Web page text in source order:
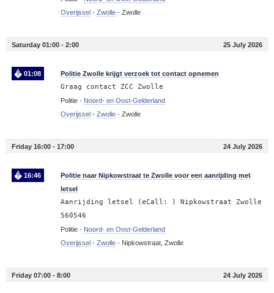
Overijssel- Zwolle- Zwolle
Saturday 01:00 - 2:00 25 July 2026
01:08 Politie Zwolle krijgt verzoek tot contact opnemen
Graag contact ZCC Zwolle
Politie - Noord- en Oost-Gelderland
Overijssel- Zwolle- Zwolle
Friday 16:00 - 17:00 24 July 2026
16:46
Politie naar Nipkowstraat te Zwolle voor een aanrijding met
letsel
Aanrijding letsel (eCall: ) Nipkowstraat Zwolle
560546
Politie - Noord- en Oost-Gelderland
Overijssel- Zwolle- Nipkowstraat, Zwolle
Friday 07:00 - 8:00 24 July 2026